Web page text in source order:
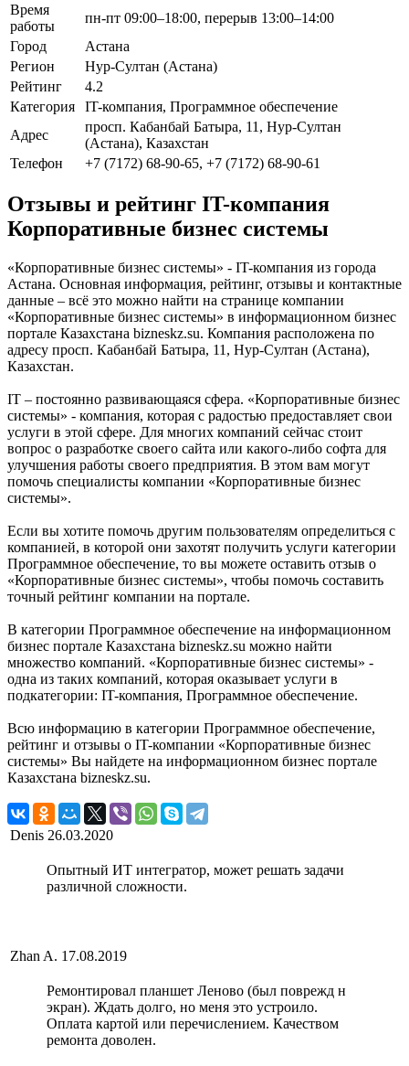
Время
работы
пн-пт 09:00–18:00, перерыв 13:00–14:00
Город
Астана
Регион
Нур-Султан (Астана)
Рейтинг
4.2
Категория
IT-компания, Программное обеспечение
Адрес
просп. Кабанбай Батыра, 11, Нур-Султан
(Астана), Казахстан
Телефон
+7 (7172) 68-90-65, +7 (7172) 68-90-61
Отзывы и рейтинг IT-компания
Корпоративные бизнес системы
«Корпоративные бизнес системы» - IT-компания из города
Астана. Основная информация, рейтинг, отзывы и контактные
данные – всё это можно найти на странице компании
«Корпоративные бизнес системы» в информационном бизнес
портале Казахстана bizneskz.su. Компания расположена по
адресу просп. Кабанбай Батыра, 11, Нур-Султан (Астана),
Казахстан.
IT – постоянно развивающаяся сфера. «Корпоративные бизнес
системы» - компания, которая с радостью предоставляет свои
услуги в этой сфере. Для многих компаний сейчас стоит
вопрос о разработке своего сайта или какого-либо софта для
улучшения работы своего предприятия. В этом вам могут
помочь специалисты компании «Корпоративные бизнес
системы».
Если вы хотите помочь другим пользователям определиться с
компанией, в которой они захотят получить услуги категории
Программное обеспечение, то вы можете оставить отзыв о
«Корпоративные бизнес системы», чтобы помочь составить
точный рейтинг компании на портале.
В категории Программное обеспечение на информационном
бизнес портале Казахстана bizneskz.su можно найти
множество компаний. «Корпоративные бизнес системы» -
одна из таких компаний, которая оказывает услуги в
подкатегории: IT-компания, Программное обеспечение.
Всю информацию в категории Программное обеспечение,
рейтинг и отзывы о IT-компании «Корпоративные бизнес
системы» Вы найдете на информационном бизнес портале
Казахстана bizneskz.su.
Denis 26.03.2020
Опытный ИТ интегратор, может решать задачи
различной сложности.
Zhan A. 17.08.2019
Ремонтировал планшет Леново (был поврежд н
экран). Ждать долго, но меня это устроило.
Оплата картой или перечислением. Качеством
ремонта доволен.